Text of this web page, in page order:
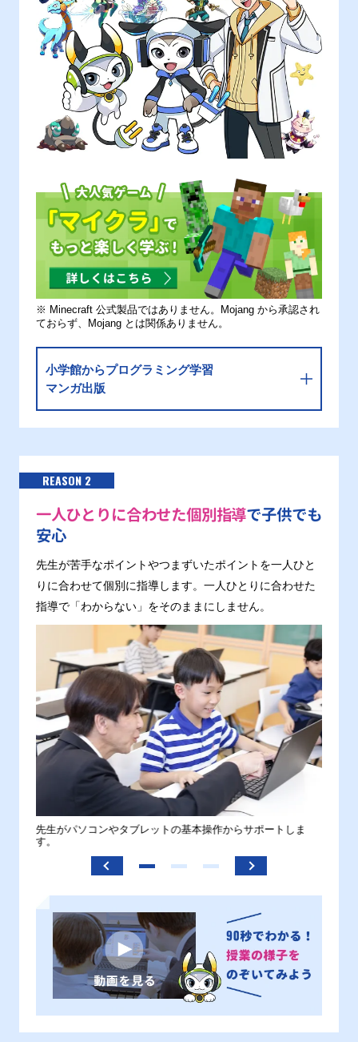
※ Minecraft 公式製品ではありません。Mojang から承認され
ておらず、Mojang とは関係ありません。
小学館からプログラミング学習
マンガ出版
REASON 2
一人ひとりに合わせた個別指導で子供でも
安心
先生が苦手なポイントやつまずいたポイントを一人ひと
りに合わせて個別に指導します。一人ひとりに合わせた
指導で「わからない」をそのままにしません。
先生がパソコンやタブレットの基本操作からサポートしま
す。